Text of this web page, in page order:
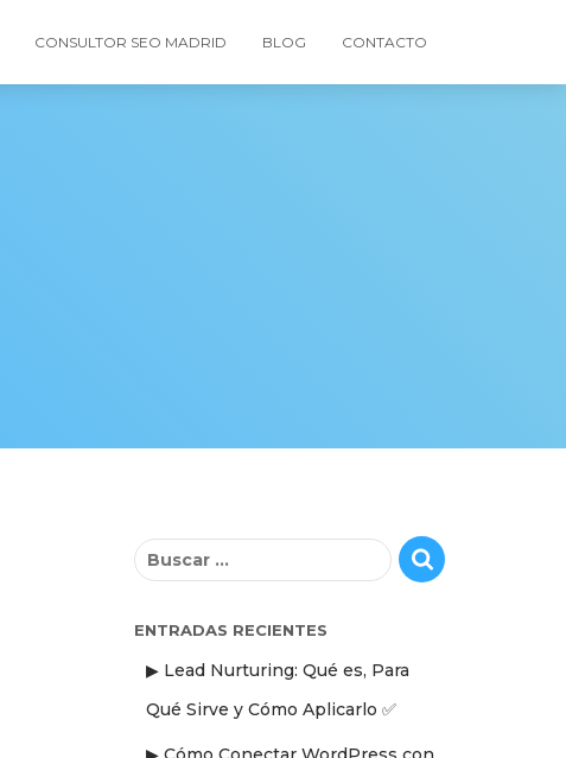
CONSULTOR SEO MADRID BLOG CONTACTO
B
c
ENTRADAS RECIENTES
▶ Lead Nurturing: Qué es, Para
Qué Sirve y Cómo Aplicarlo ✅